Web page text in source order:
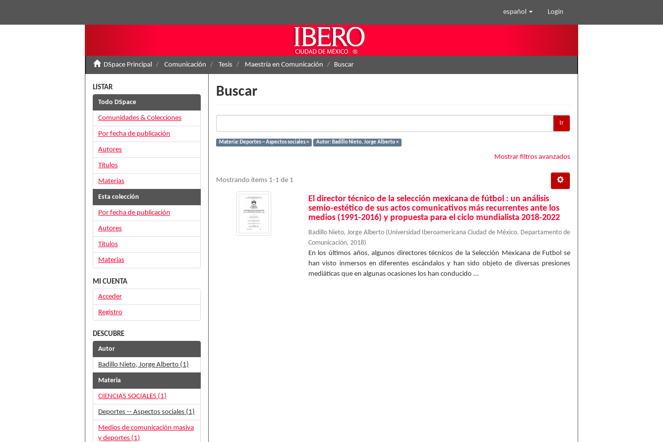
español Login
DSpace Principal Comunicación Tesis Maestría en Comunicación Buscar
Buscar
Ir
Materia: Deportes -- Aspectos sociales × Autor: Badillo Nieto, Jorge Alberto ×
Mostrar filtros avanzados
Mostrando ítems 1-1 de 1
El director técnico de la selección mexicana de fútbol : un análisis
semio-estético de sus actos comunicativos más recurrentes ante los
medios (1991-2016) y propuesta para el ciclo mundialista 2018-2022
Badillo Nieto, Jorge Alberto (Universidad Iberoamericana Ciudad de México. Departamento de
Comunicación, 2018)
En los últimos años, algunos directores técnicos de la Selección Mexicana de Futbol se
han visto inmersos en diferentes escándalos y han sido objeto de diversas presiones
mediáticas que en algunas ocasiones los han conducido ...
LISTAR
Todo DSpace
Comunidades & Colecciones
Por fecha de publicación
Autores
Títulos
Materias
Esta colección
Por fecha de publicación
Autores
Títulos
Materias
MI CUENTA
Acceder
Registro
DESCUBRE
Autor
Badillo Nieto, Jorge Alberto (1)
Materia
CIENCIAS SOCIALES (1)
Deportes -- Aspectos sociales (1)
Medios de comunicación masiva
y deportes (1)